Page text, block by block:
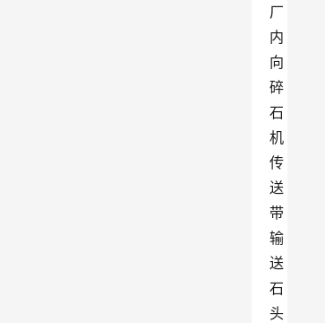
厂
内
向
碎
石
机
传
送
带
输
送
石
头